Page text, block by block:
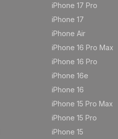
iPhone 17 Pro
iPhone 17
iPhone Air
iPhone 16 Pro Max
iPhone 16 Pro
iPhone 16e
iPhone 16
iPhone 15 Pro Max
iPhone 15 Pro
iPhone 15